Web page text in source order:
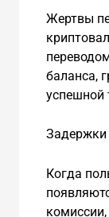
Жертвы
баланса,
успешной
Когда